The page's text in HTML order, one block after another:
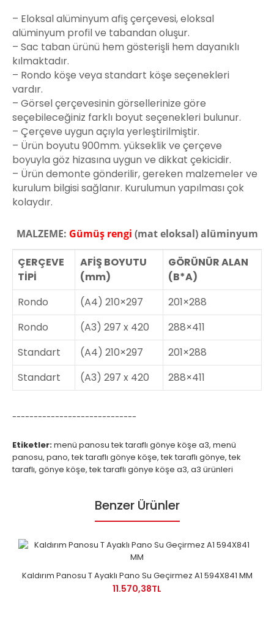
– Eloksal alüminyum afiş çerçevesi, eloksal
alüminyum profil ve tabandan oluşur.
– Sac taban ürünü hem gösterişli hem dayanıklı
kılmaktadır.
– Rondo köşe veya standart köşe seçenekleri
vardır.
– Görsel çerçevesinin görsellerinize göre
seçebileceğiniz farklı boyut seçenekleri bulunur.
– Çerçeve uygun açıyla yerleştirilmiştir.
– Ürün boyutu 900mm. yükseklik ve çerçeve
boyuyla göz hizasına uygun ve dikkat çekicidir.
– Ürün demonte gönderilir, gereken malzemeler ve
kurulum bilgisi sağlanır. Kurulumun yapılması çok
kolaydır.
MALZEME: Gümüş rengi (mat eloksal) alüminyum
ÇERÇEVE
TİPİ
AFİŞ BOYUTU
(mm)
GÖRÜNÜR ALAN
(B*A)
Rondo
(A4) 210×297
201×288
Rondo
(A3) 297 x 420
288×411
Standart
(A4) 210×297
201×288
Standart
(A3) 297 x 420 288×411
-----------------------------
Etiketler:menü panosu tek taraflı gönye köşe a3, menü
panosu, pano, tek taraflı gönye köşe, tek taraflı gönye, tek
taraflı, gönye köşe, tek taraflı gönye köşe a3, a3 ürünleri
Benzer Ürünler
Kaldırım Panosu T Ayaklı Pano Su Geçirmez A1 594X841 MM
11.570,38TL